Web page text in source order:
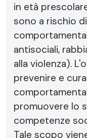
in età
sono a rischio
antisociali,
alla violenza).
prevenire e
promuovere lo
competenze
Tale scopo